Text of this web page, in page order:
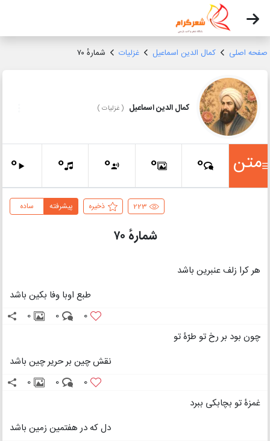
صفحه اصلی کمال الدین اسماعیل غزلیات شمارهٔ ۷۰
کمال الدین اسماعیل (غزلیات)
متن 0
0
0
0
0
223 ذخیره ساده پیشرفته
شمارهٔ ۷۰
هر کرا زلف عنبرین باشد
طبع اوبا وفا بکین باشد
0
0
0
چون بود بر رخ تو طرّۀ تو
نقش چین بر حریر چین باشد
0
0
0
غمزۀ تو بچابکی ببرد
دل که در هفتمین زمین باشد